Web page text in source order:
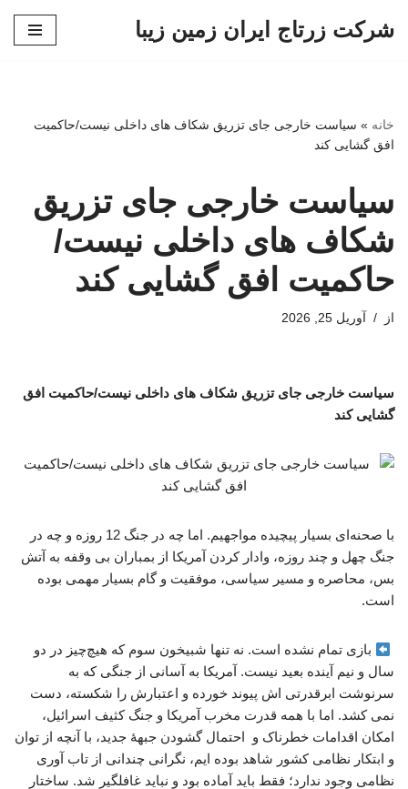
شرکت زرتاج ایران زمین زیبا
خانه » سیاست خارجی جای تزریق شکاف های داخلی نیست/حاکمیت
افق گشایی کند
سیاست خارجی جای تزریق
شکاف های داخلی نیست/
حاکمیت افق گشایی کند
از آوریل 25, 2026
سیاست خارجی جای تزریق شکاف های داخلی نیست/حاکمیت افق
گشایی کند
با صحنه‌ای بسیار پیچیده مواجهیم. اما چه در جنگ 12 روزه و چه در
جنگ چهل و چند روزه، وادار کردن آمریکا از بمباران بی وقفه به آتش
بس، محاصره و مسیر سیاسی، موفقیت و گام بسیار مهمی بوده
است.
بازی تمام نشده است. نه تنها شبیخون سوم که هیچ‌چیز در دو
سال و نیم آینده بعید نیست. آمریکا به آسانی از جنگی که به
سرنوشت ابرقدرتی اش پیوند خورده و اعتبارش را شکسته، دست
نمی کشد. اما با همه قدرت مخرب آمریکا و جنگ کثیف اسرائیل،
امکان اقدامات خطرناک و احتمال گشودن جبههٔ جدید، با آنچه از توان
و ابتکار نظامی کشور شاهد بوده ایم، نگرانی چندانی از تاب آوری
نظامی وجود ندارد؛ فقط باید آماده بود و نباید غافلگیر شد. ساختار